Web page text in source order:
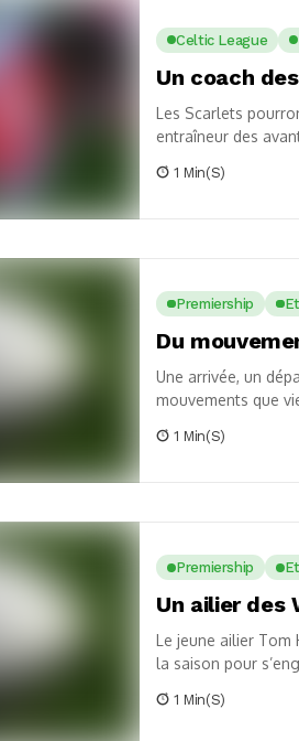
Celtic League
Un coach
Les Scarlets
entraîneur des
1 Min(s)
Premiership
Du
Une arrivée, un
mouvements que
1 Min(s)
Premiership
Un ailier des
Le jeune ailier Tom
la saison pour
1 Min(s)